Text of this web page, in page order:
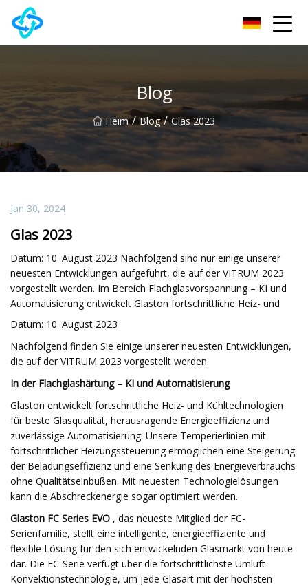
Blog
Heim / Blog / Glas 2023
Jan 30, 2024
Glas 2023
Datum: 10. August 2023 Nachfolgend sind nur einige unserer
neuesten Entwicklungen aufgeführt, die auf der VITRUM 2023
vorgestellt werden. Im Bereich Flachglasvorspannung – KI und
Automatisierung entwickelt Glaston fortschrittliche Heiz- und
Datum: 10. August 2023
Nachfolgend finden Sie einige unserer neuesten Entwicklungen,
die auf der VITRUM 2023 vorgestellt werden.
In der Flachglashärtung – KI und Automatisierung
Glaston entwickelt fortschrittliche Heiz- und Kühltechnologien
für beste Glasqualität, herausragende Energieeffizienz und
zuverlässige Automatisierung. Unsere Temperierlinien mit
fortschrittlicher Heizungssteuerung ermöglichen eine Steigerung
der Beladungseffizienz und eine Senkung des Energieverbrauchs
ohne Qualitätseinbußen. Mit neuesten Technologielösungen
kann die Abschreckenergie sogar optimiert werden.
Glaston FC Series EVO , das neueste Mitglied der FC-
Serienfamilie, stellt eine intelligente, energieeffiziente und
flexible Lösung für den sich entwickelnden Glasmarkt von heute
dar. Die FC-Serie verfügt über die fortschrittlichste Umluft-
Konvektionstechnologie, um jede Glasart mit der höchsten